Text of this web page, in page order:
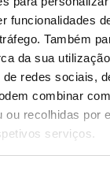
funcionalidades
Também
da sua
redes sociais,
combinar
ou recolhidas por
serviços.